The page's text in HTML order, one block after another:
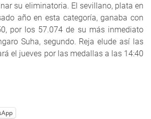
su eliminatoria. El sevillano, plata en
año en esta categoría, ganaba con
por los 57.074 de su más inmediato
Suha, segundo. Reja elude así las
el jueves por las medallas a las 14:40